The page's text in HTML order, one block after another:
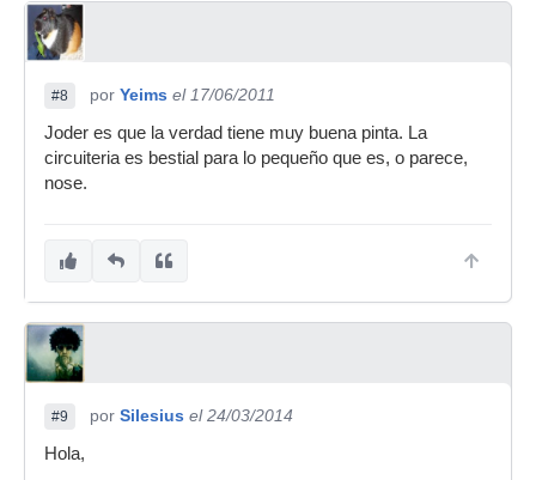
#8 por Yeims el 17/06/2011
Joder es que la verdad tiene muy buena pinta. La
circuiteria es bestial para lo pequeño que es, o parece,
nose.
#9 por Silesius el 24/03/2014
Hola,